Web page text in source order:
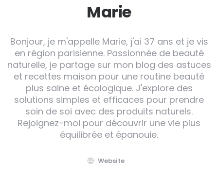
Marie
Bonjour, je m'appelle Marie, j'ai 37 ans et je vis
en région parisienne. Passionnée de beauté
naturelle, je partage sur mon blog des astuces
et recettes maison pour une routine beauté
plus saine et écologique. J'explore des
solutions simples et efficaces pour prendre
soin de soi avec des produits naturels.
Rejoignez-moi pour découvrir une vie plus
équilibrée et épanouie.
Website